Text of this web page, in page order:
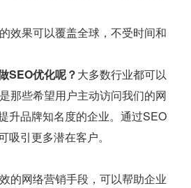
效果可以覆盖全球，不受时间和
SEO优化呢？大多数行业都可以
那些希望用户主动访问我们的网
升品牌知名度的企业。通过SEO
吸引更多潜在客户。
的网络营销手段，可以帮助企业